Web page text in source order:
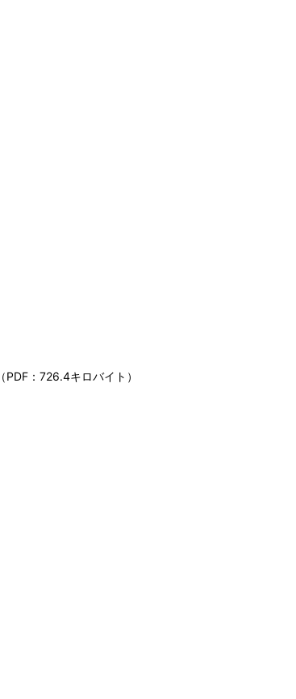
（PDF：726.4キロバイト）